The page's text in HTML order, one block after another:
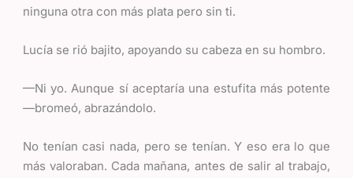
ninguna otra con más plata pero sin ti.
Lucía se rió bajito, apoyando su cabeza en su hombro.
—Ni yo. Aunque sí aceptaría una estufita más potente
—bromeó, abrazándolo.
No tenían casi nada, pero se tenían. Y eso era lo que
más valoraban. Cada mañana, antes de salir al trabajo,